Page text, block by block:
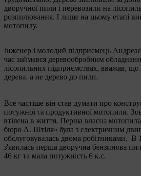
дворучної пили і перевозили на
розпилювання. І лише на цьому етапі
мотопилу.
Інженер і молодий підприємець
час займався деревообробним
лісопильних підприємствах, вважав,
дерева, а не дерево до пили.
Все частіше він став думати про
потужної та продуктивної мотопили.
втілена в життя. Перша власна
бюро А. Штіля» була з електричним
обслуговувалась двома робітниками. В
з'явилась перша дворучна бензинова
46 кг та мала потужність 6 к.с.